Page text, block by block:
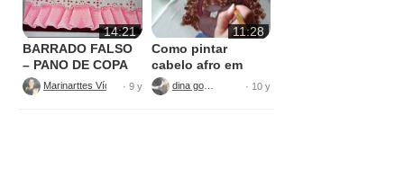
14:21
BARRADO FALSO
– PANO DE COPA
· 9 y
11:28
Como pintar
cabelo afro em
tecido
dina gomes · 10 y